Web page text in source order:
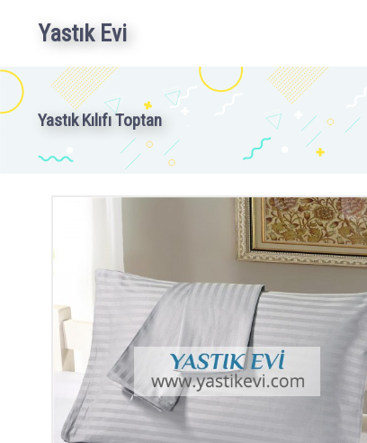
Yastık Evi
Yastık Kılıfı Toptan